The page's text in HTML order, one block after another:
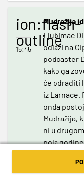
ion:flash-
outline
15:45
Mudražija
Ljubimac
odlazi na
podcaster
kako ga
će odraditi
iz Larnace.
onda
Mudražija,
ni u
pola
Brekalo